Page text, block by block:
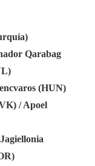
Qarabag
(HUN)
/ Apoel